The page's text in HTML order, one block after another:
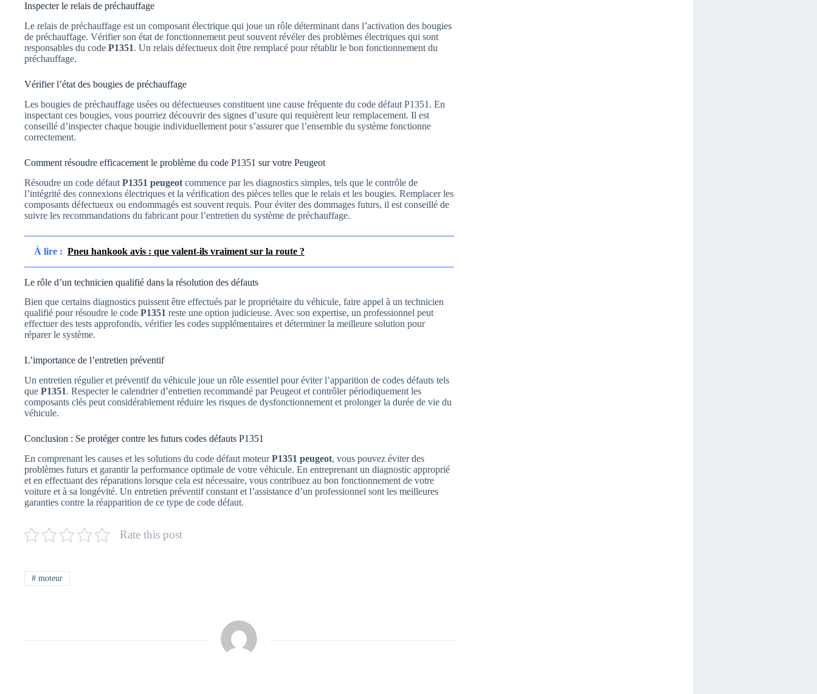
Inspecter le relais de préchauffage
Le relais de préchauffage est un composant électrique qui joue un rôle déterminant dans l’activation des bougies
de préchauffage. Vérifier son état de fonctionnement peut souvent révéler des problèmes électriques qui sont
responsables du code P1351. Un relais défectueux doit être remplacé pour rétablir le bon fonctionnement du
préchauffage.
Vérifier l’état des bougies de préchauffage
Les bougies de préchauffage usées ou défectueuses constituent une cause fréquente du code défaut P1351. En
inspectant ces bougies, vous pourriez découvrir des signes d’usure qui requièrent leur remplacement. Il est
conseillé d’inspecter chaque bougie individuellement pour s’assurer que l’ensemble du système fonctionne
correctement.
Comment résoudre efficacement le problème du code P1351 sur votre Peugeot
Résoudre un code défaut P1351 peugeot commence par les diagnostics simples, tels que le contrôle de
l’intégrité des connexions électriques et la vérification des pièces telles que le relais et les bougies. Remplacer les
composants défectueux ou endommagés est souvent requis. Pour éviter des dommages futurs, il est conseillé de
suivre les recommandations du fabricant pour l’entretien du système de préchauffage.
À lire : Pneu hankook avis : que valent-ils vraiment sur la route ?
Le rôle d’un technicien qualifié dans la résolution des défauts
Bien que certains diagnostics puissent être effectués par le propriétaire du véhicule, faire appel à un technicien
qualifié pour résoudre le code P1351 reste une option judicieuse. Avec son expertise, un professionnel peut
effectuer des tests approfondis, vérifier les codes supplémentaires et déterminer la meilleure solution pour
réparer le système.
L’importance de l’entretien préventif
Un entretien régulier et préventif du véhicule joue un rôle essentiel pour éviter l’apparition de codes défauts tels
que P1351. Respecter le calendrier d’entretien recommandé par Peugeot et contrôler périodiquement les
composants clés peut considérablement réduire les risques de dysfonctionnement et prolonger la durée de vie du
véhicule.
Conclusion : Se protéger contre les futurs codes défauts P1351
En comprenant les causes et les solutions du code défaut moteurP1351 peugeot, vous pouvez éviter des
problèmes futurs et garantir la performance optimale de votre véhicule. En entreprenant un diagnostic approprié
et en effectuant des réparations lorsque cela est nécessaire, vous contribuez au bon fonctionnement de votre
voiture et à sa longévité. Un entretien préventif constant et l’assistance d’un professionnel sont les meilleures
garanties contre la réapparition de ce type de code défaut.
Rate this post
#moteur